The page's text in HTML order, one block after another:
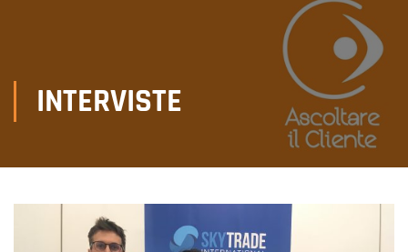
INTERVISTE